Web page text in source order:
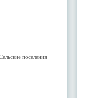
поселения